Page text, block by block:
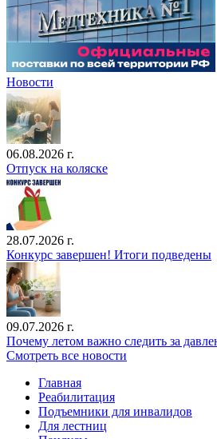
Новости
06.08.2026 г.
Отпуск на коляске
28.07.2026 г.
Конкурс завершен! Итоги подведены
09.07.2026 г.
Почему летом важно следить за
Смотреть все новости
Главная
Реабилитация
Подъемники для инвалидов
Для лестниц